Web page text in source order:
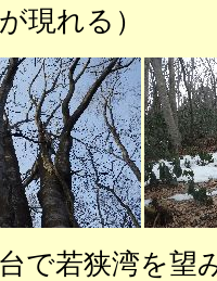
が現れる）
台で若狭湾を